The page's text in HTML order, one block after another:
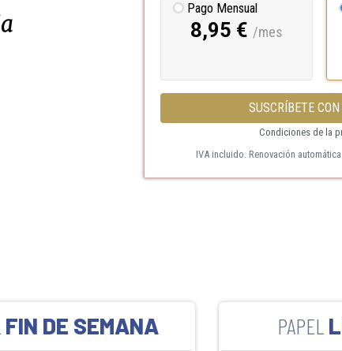
Pago Mensual
8,95 € /mes
SUSCRÍBETE
Condiciones de la
IVA incluido. Renovación
FIN DE SEMANA